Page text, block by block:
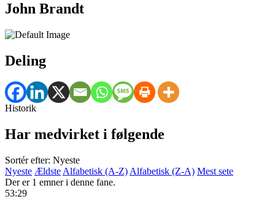
John Brandt
Deling
Historik
Har medvirket i følgende
Sortér efter: Nyeste
Nyeste Ældste Alfabetisk (A-Z) Alfabetisk (Z-A) Mest sete
Der er 1 emner i denne fane.
53:29